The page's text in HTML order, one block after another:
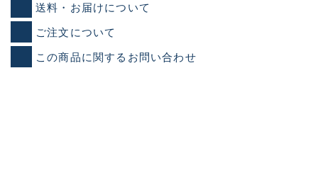
送料・お届けについて
ご注文について
この商品に関するお問い合わせ